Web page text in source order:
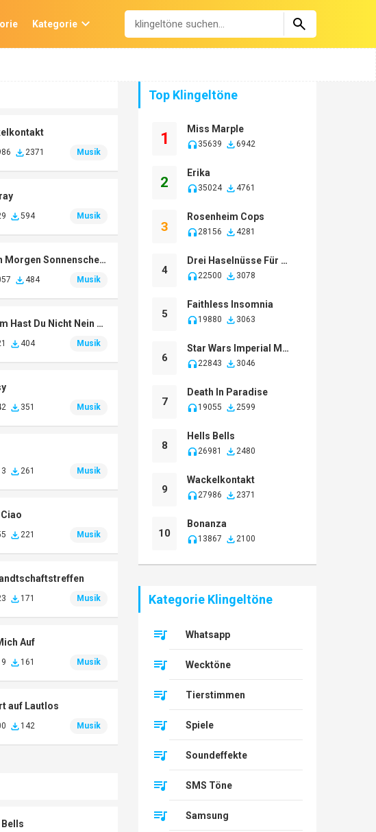
Kategorie
2371 Musik
594 Musik
Guten Morgen Sonnenschein
484 Musik
Warum Hast Du Nicht Nein Gesagt
404 Musik
351 Musik
261 Musik
221 Musik
171 Musik
Auf
161 Musik
auf Lautlos
142 Musik
Bells
Top Klingeltöne
1
Miss Marple
35639 6942
2
Erika
35024 4761
3
Rosenheim Cops
28156 4281
4
Drei Haselnüsse Für Aschenbrödel
22500 3078
5
Faithless Insomnia
19880 3063
6
Star Wars Imperial March
22843 3046
7
Death In Paradise
19055 2599
8
Hells Bells
26981 2480
9
Wackelkontakt
27986 2371
10
Bonanza
13867 2100
Kategorie Klingeltöne
Whatsapp
Wecktöne
Tierstimmen
Spiele
Soundeffekte
SMS Töne
Samsung